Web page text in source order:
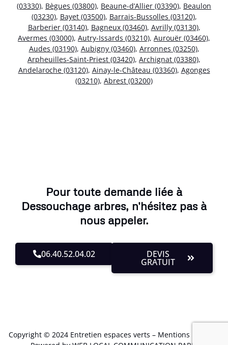
(03330), Bègues (03800), Beaune-d’Allier (03390), Beaulon
(03230), Bayet (03500), Barrais-Bussolles (03120),
Barberier (03140), Bagneux (03460), Avrilly (03130),
Avermes (03000), Autry-Issards (03210), Aurouër (03460),
Audes (03190), Aubigny (03460), Arronnes (03250),
Arpheuilles-Saint-Priest (03420), Archignat (03380),
Andelaroche (03120), Ainay-le-Château (03360), Agonges
(03210), Abrest (03200)
Pour toute demande liée à
Dessouchage arbres, n'hésitez pas à
nous appeler.
06.40.52.04.02 DEVIS
GRATUIT
Copyright © 2024 Entretien espaces verts – Mentions Légales